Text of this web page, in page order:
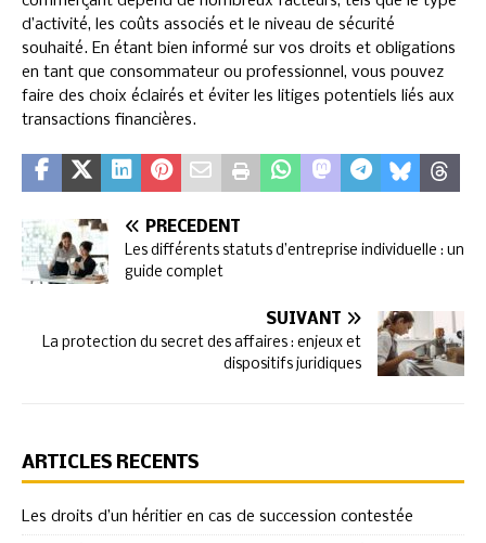
d’activité, les coûts associés et le niveau de sécurité
souhaité. En étant bien informé sur vos droits et obligations
en tant que consommateur ou professionnel, vous pouvez
faire des choix éclairés et éviter les litiges potentiels liés aux
transactions financières.
PRÉCÉDENT
Les différents statuts d’entreprise individuelle : un
guide complet
SUIVANT
La protection du secret des affaires : enjeux et
dispositifs juridiques
ARTICLES RÉCENTS
Les droits d’un héritier en cas de succession contestée